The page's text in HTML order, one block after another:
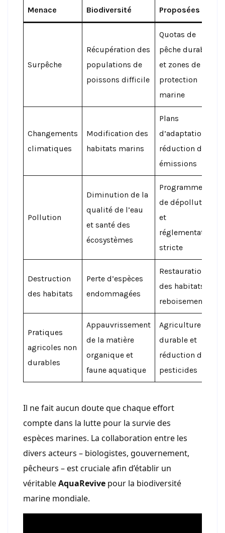
Menace
Biodiversité
Proposées
Surpêche
Récupération des
populations de
poissons difficile
Quotas de
pêche durables
et zones de
protection
marine
Changements
climatiques
Modification des
habitats marins
Plans
d’adaptation et
réduction des
émissions
Pollution
Diminution de la
qualité de l’eau
et santé des
écosystèmes
Programmes
de dépollution
et
réglementation
stricte
Destruction
des habitats
Perte d’espèces
endommagées
Restauration
des habitats et
reboisement
Pratiques
agricoles non
durables
Appauvrissement
de la matière
organique et
faune aquatique
Agriculture
durable et
réduction des
pesticides
Il ne fait aucun doute que chaque effort
compte dans la lutte pour la survie des
espèces marines. La collaboration entre les
divers acteurs – biologistes, gouvernement,
pêcheurs – est cruciale afin d’établir un
véritableAquaRevive pour la biodiversité
marine mondiale.